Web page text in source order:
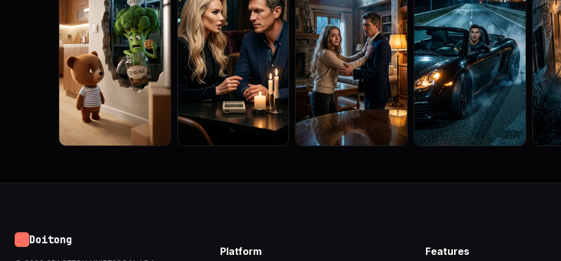
Doitong
Platform Features